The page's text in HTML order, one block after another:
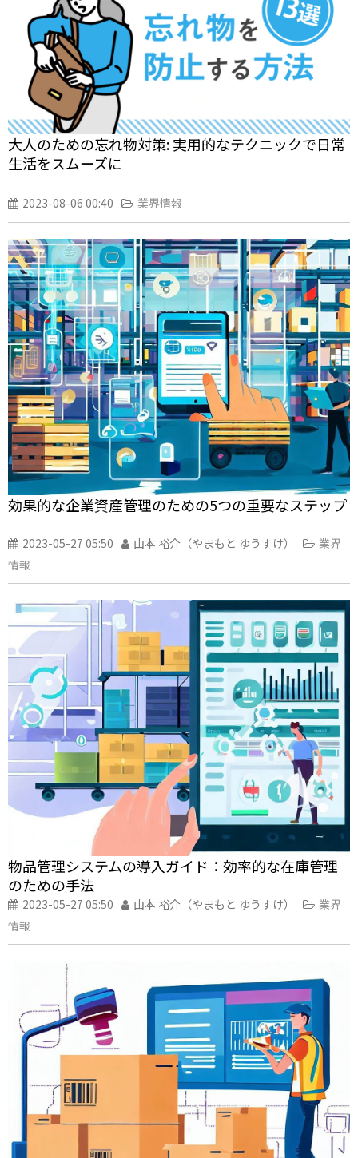
大人のための忘れ物対策: 実用的なテクニックで日常
生活をスムーズに
2023-08-06 00:40 業界情報
効果的な企業資産管理のための5つの重要なステップ
2023-05-27 05:50 山本 裕介（やまもと ゆうすけ）
業界
情報
物品管理システムの導入ガイド：効率的な在庫管理
のための手法
2023-05-27 05:50 山本 裕介（やまもと ゆうすけ）
業界
情報